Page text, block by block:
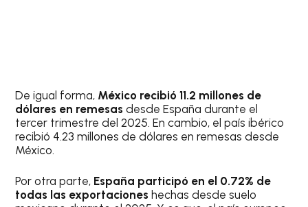
De igual forma, México recibió 11.2 millones de
dólares en remesas desde España durante el
tercer trimestre del 2025. En cambio, el país ibérico
recibió 4.23 millones de dólares en remesas desde
México.
Por otra parte, España participó en el 0.72% de
todas las exportaciones hechas desde suelo